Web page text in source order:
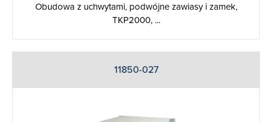
Obudowa z uchwytami, podwójne zawiasy i zamek,
TKP2000, ...
11850-027